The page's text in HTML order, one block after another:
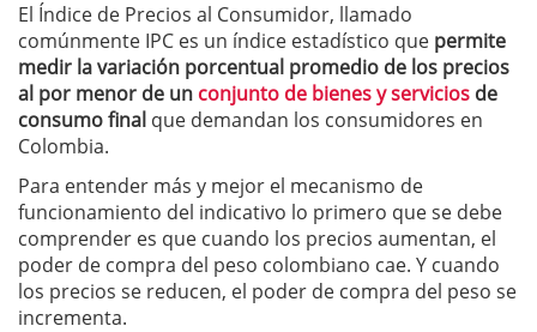
El Índice de Precios al Consumidor, llamado
comúnmente IPC es un índice estadístico que permite
medir la variación porcentual promedio de los precios
al por menor de un conjunto de bienes y servicios de
consumo final que demandan los consumidores en
Colombia.
Para entender más y mejor el mecanismo de
funcionamiento del indicativo lo primero que se debe
comprender es que cuando los precios aumentan, el
poder de compra del peso colombiano cae. Y cuando
los precios se reducen, el poder de compra del peso se
incrementa.